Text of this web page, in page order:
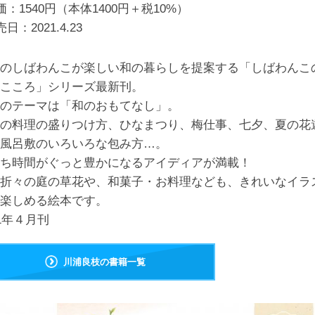
：1540円（本体1400円＋税10%）
日： 2021.4.23
しばわんこが楽しい和の暮らしを提案する「しばわんこ
ころ」シリーズ最新刊。
テーマは「和のおもてなし」。
料理の盛りつけ方、ひなまつり、梅仕事、七夕、夏の花
呂敷のいろいろな包み方…。
時間がぐっと豊かになるアイディアが満載！
々の庭の草花や、和菓子・お料理なども、きれいなイラ
しめる絵本です。
４月刊
川浦良枝の書籍一覧